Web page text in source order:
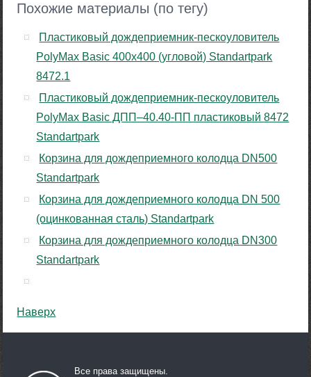
Похожие материалы (по тегу)
Пластиковый дождеприемник-пескоуловитель
PolyMax Basic 400х400 (угловой) Standartpark
8472.1
Пластиковый дождеприемник-пескоуловитель
PolyMax Basic ДПП–40.40-ПП пластиковый 8472
Standartpark
Корзина для дождеприемного колодца DN500
Standartpark
Корзина для дождеприемного колодца DN 500
(оцинкованная сталь) Standartpark
Корзина для дождеприемного колодца DN300
Standartpark
Наверх
Все права защищены.